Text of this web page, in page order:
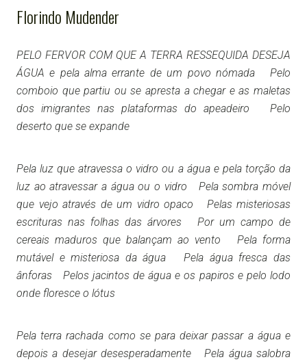
Florindo Mudender
PELO FERVOR COM QUE A TERRA RESSEQUIDA DESEJA
ÁGUA e pela alma errante de um povo nómada Pelo
comboio que partiu ou se apresta a chegar e as maletas
dos imigrantes nas plataformas do apeadeiro Pelo
deserto que se expande
Pela luz que atravessa o vidro ou a água e pela torção da
luz ao atravessar a água ou o vidro Pela sombra móvel
que vejo através de um vidro opaco Pelas misteriosas
escrituras nas folhas das árvores Por um campo de
cereais maduros que balançam ao vento Pela forma
mutável e misteriosa da água Pela água fresca das
ânforas Pelos jacintos de água e os papiros e pelo lodo
onde floresce o lótus
Pela terra rachada como se para deixar passar a água e
depois a desejar desesperadamente Pela água salobra